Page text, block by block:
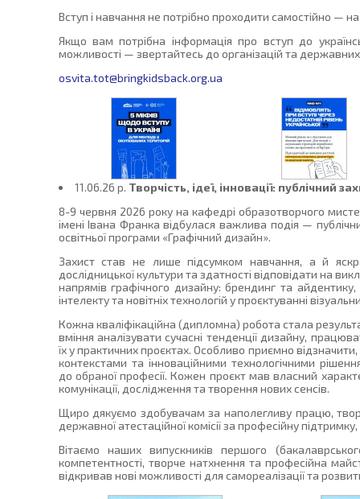
Вступ і навчання не потрібно проходити самостійно —
Якщо вам потрібна інформація про вступ до
можливості — звертайтесь до організацій та державних
osvita.tot@bringkidsback.org.ua
11.06.26 p. Творчість, ідеї, інновації: публічний
8-9 червня 2026 року на кафедрі образотворчого
імені Івана Франка відбулася важлива подія —
освітньої програми «Графічний дизайн».
Захист став не лише підсумком навчання, а й
дослідницької культури та здатності відповідати на
напрямів графічного дизайну: брендинг та
інтелекту та новітніх технологій у проєктуванні
Кожна кваліфікаційна (дипломна) робота стала
вміння аналізувати сучасні тенденції дизайну,
їх у практичних проєктах. Особливо приємно
контекстами та інноваційними технологічними
до обраної професії. Кожен проєкт мав власний
комунікації, дослідження та творення нових сенсів.
Щиро дякуємо здобувачам за наполегливу працю,
державної атестаційної комісії за професійну
Вітаємо наших випускників першого
компетентності, творче натхнення та професійна
відкривав нові можливості для самореалізації та